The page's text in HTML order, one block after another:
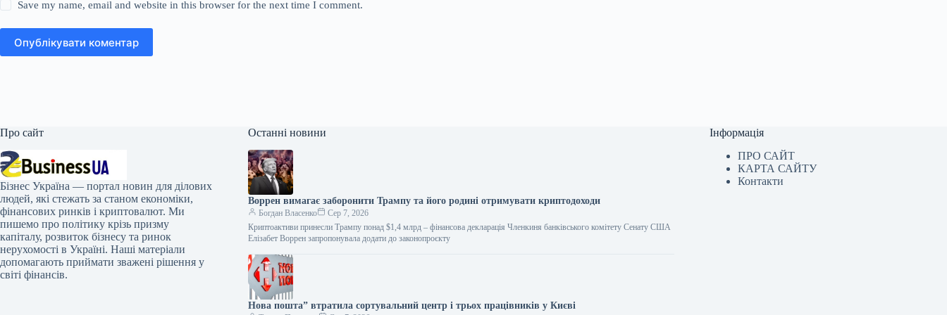
Save my name, email and website in this browser for the next time I comment.
Опублікувати коментар
Про сайт
Бізнес Україна — портал новин для ділових
людей, які стежать за станом економіки,
фінансових ринків і криптовалют. Ми
пишемо про політику крізь призму
капіталу, розвиток бізнесу та ринок
нерухомості в Україні. Наші матеріали
допомагають приймати зважені рішення у
світі фінансів.
Останні новини
Воррен вимагає заборонити Трампу та його родині отримувати криптодоходи
Богдан Власенко
Сер 7, 2026
Криптоактиви принесли Трампу понад $1,4 млрд – фінансова декларація Членкиня банківського комітету Сенату США
Елізабет Воррен запропонувала додати до законопроєкту
Нова пошта” втратила сортувальний центр і трьох працівників у Києві
Інформація
ПРО САЙТ
КАРТА САЙТУ
Контакти